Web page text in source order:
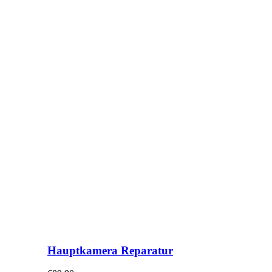
Hauptkamera Reparatur